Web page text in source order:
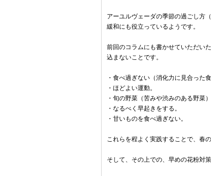
アーユルヴェーダの季節の過ごし方
緩和にも役立っているようです。
前回のコラムにも書かせていただい
込まないことです。
・食べ過ぎない（消化力に見合った食
・ほどよい運動。
・旬の野菜（苦みや渋みのある野菜
・なるべく早起きをする。
・甘いものを食べ過ぎない。
これらを程よく実践することで、春
そして、その上での、早めの花粉対